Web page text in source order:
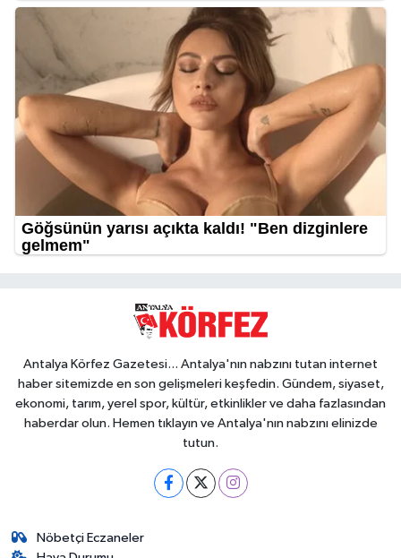
Antalya Körfez Gazetesi... Antalya'nın nabzını tutan internet
haber sitemizde en son gelişmeleri keşfedin. Gündem, siyaset,
ekonomi, tarım, yerel spor, kültür, etkinlikler ve daha fazlasından
haberdar olun. Hemen tıklayın ve Antalya'nın nabzını elinizde
tutun.
Nöbetçi Eczaneler